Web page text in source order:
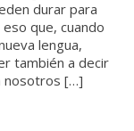
durar para
que, cuando
lengua,
también a decir
nosotros […]